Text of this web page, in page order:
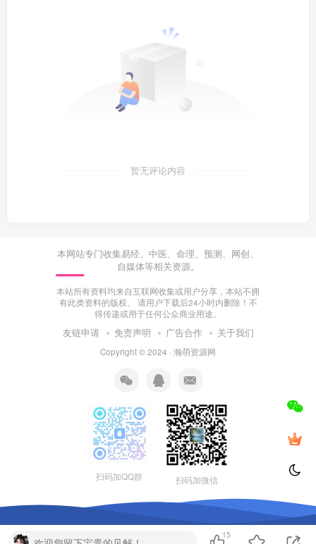
暂无评论内容
本网站专门收集易经、中医、命理、预测、网创、
自媒体等相关资源。
本站所有资料均来自互联网收集或用户分享，本站不拥
有此类资料的版权。 请用户下载后24小时内删除！不
得传递或用于任何公众商业用途。
友链申请 免责声明 广告合作 关于我们
Copyright © 2024 · 瀚萌资源网
扫码加QQ群 扫码加微信
15